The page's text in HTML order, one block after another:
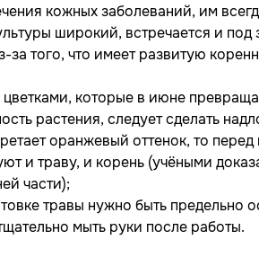
кожных заболеваний, им
широкий, встречается и
за того, что имеет развитую
которые в июне
растения, следует сделать
оранжевый оттенок, то
и траву, и корень (учёными
части);
травы нужно быть
мыть руки после работы.